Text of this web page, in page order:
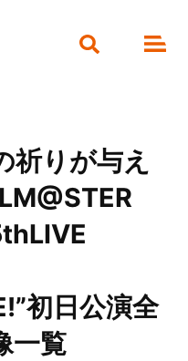
祈りが与え
初日公演全
一覧